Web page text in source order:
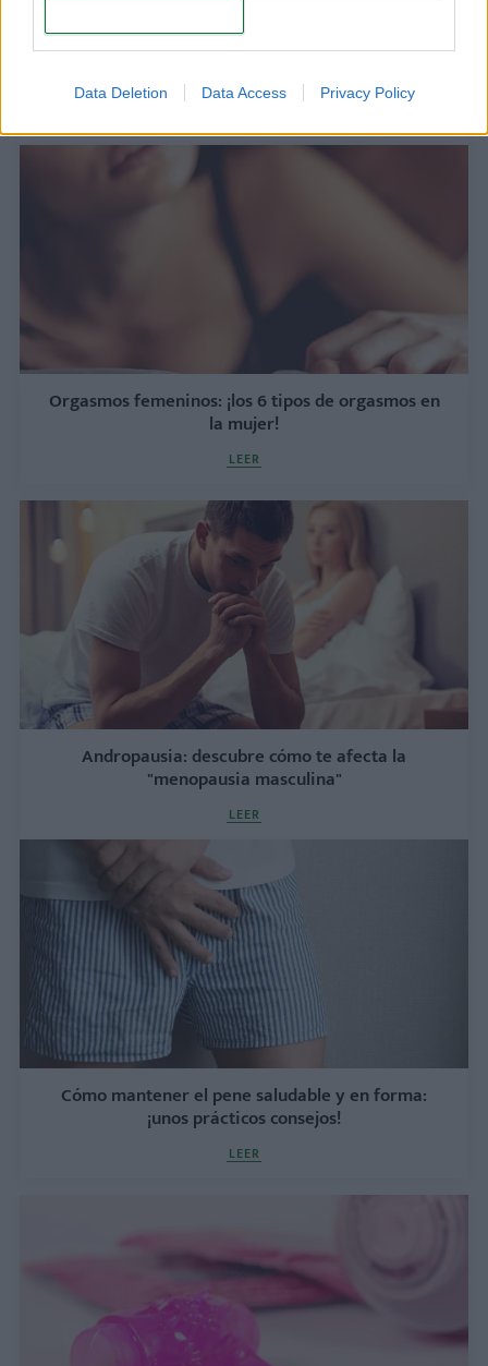
Data Deletion Data Access Privacy Policy
tengas ganas de hacer el amor
Orgasmos femeninos: ¡los 6 tipos de orgasmos en
la mujer!
LEER
Andropausia: descubre cómo te afecta la
"menopausia masculina"
LEER
Cómo mantener el pene saludable y en forma:
¡unos prácticos consejos!
LEER